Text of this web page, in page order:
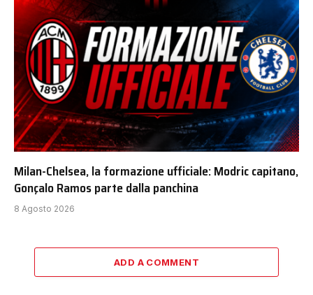
Milan-Chelsea, la formazione ufficiale: Modric capitano,
Gonçalo Ramos parte dalla panchina
8 Agosto 2026
ADD A COMMENT